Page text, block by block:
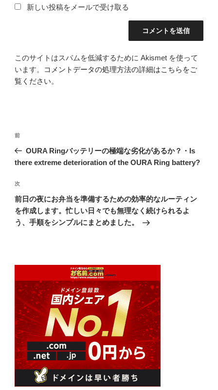
新しい投稿をメールで受け取る
このサイトはスパムを低減するために Akismet を使って
います。
コメントデータの処理方法の詳細はこちらをご
覧ください。
投
ナ
ゲ
ー
シ
ョ
前
の
投
前
OURA Ringバッテリーの極端な劣化があるか？・Is
there extreme deterioration of the OURA Ring battery?
次
の
投
稿
次
前日の夜にお弁当を準備するための効率的なルーティン
を作成します。忙しい日々でも無理なく続けられるよ
う、手順をシンプルにまとめました。